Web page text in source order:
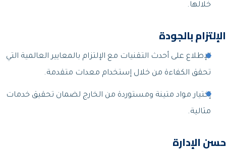
خلالها.
الإلتزام بالجودة
الإطلاع على أحدث التقنيات مع الإلتزام بالمعايير العالمية التي
تحقق الكفاءة من خلال إستخدام معدات متقدمة.
إختيار مواد متينة ومستوردة من الخارج لضمان تحقيق خدمات
مثالية.
حسن الإدارة